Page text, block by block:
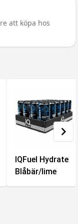
att köpa hos
IQFuel Hydrate
Blåbär/lime